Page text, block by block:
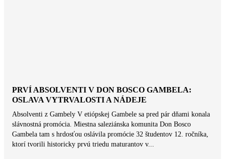
PRVÍ ABSOLVENTI V DON BOSCO GAMBELA:
OSLAVA VYTRVALOSTI A NÁDEJE
Absolventi z Gambely V etiópskej Gambele sa pred pár dňami konala
slávnostná promócia. Miestna saleziánska komunita Don Bosco
Gambela tam s hrdosťou oslávila promócie 32 študentov 12. ročníka,
ktorí tvorili historicky prvú triedu maturantov v...